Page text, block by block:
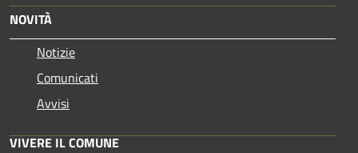
NOVITÀ
Notizie
Comunicati
Avvisi
VIVERE IL COMUNE